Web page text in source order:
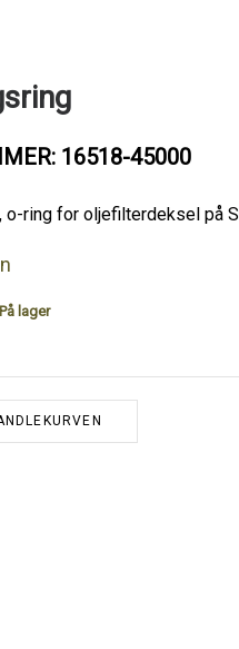
16518-45000
o-ring for oljefilterdeksel på
På lager